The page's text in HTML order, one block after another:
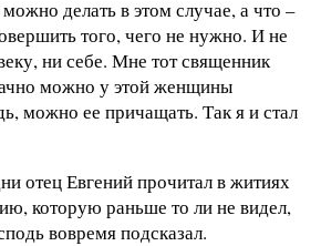
делать в этом случае, а что –
того, чего не нужно. И не
ни себе. Мне тот священник
можно у этой женщины
можно ее причащать. Так я и стал
отец Евгений прочитал в житиях
которую раньше то ли не видел,
вовремя подсказал.